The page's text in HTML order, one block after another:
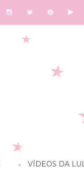
VÍDEOS DA